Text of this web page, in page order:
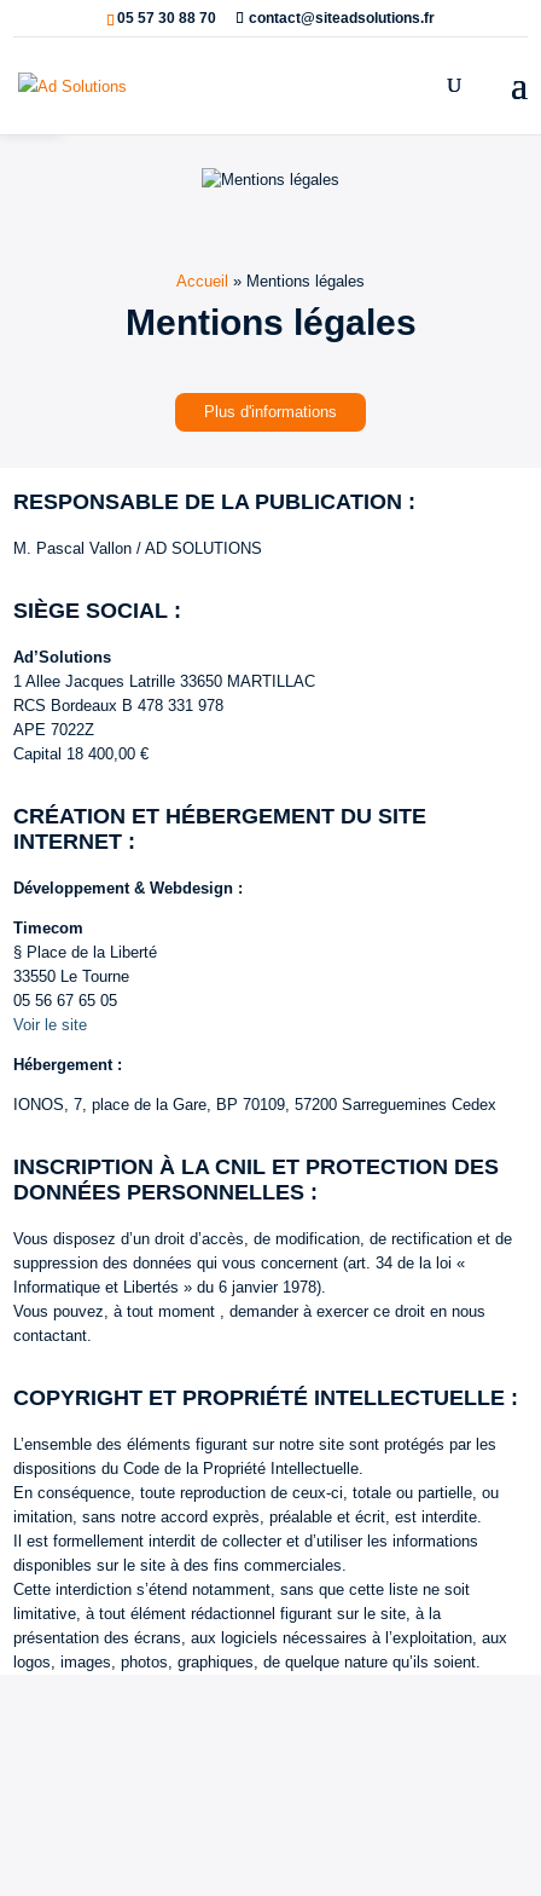
Ouvrir la barre d’outils
05 57 30 88 70 contact@siteadsolutions.fr
Accueil » Mentions légales
Mentions légales
Plus d'informations
RESPONSABLE DE LA PUBLICATION :
M. Pascal Vallon / AD SOLUTIONS
SIÈGE SOCIAL :
Ad’Solutions
1 Allee Jacques Latrille 33650 MARTILLAC
RCS Bordeaux B 478 331 978
APE 7022Z
Capital 18 400,00 €
CRÉATION ET HÉBERGEMENT DU SITE
INTERNET :
Développement & Webdesign :
Timecom
§ Place de la Liberté
33550 Le Tourne
05 56 67 65 05
Voir le site
Hébergement :
IONOS, 7, place de la Gare, BP 70109, 57200 Sarreguemines Cedex
INSCRIPTION À LA CNIL ET PROTECTION DES
DONNÉES PERSONNELLES :
Vous disposez d’un droit d’accès, de modification, de rectification et de
suppression des données qui vous concernent (art. 34 de la loi «
Informatique et Libertés » du 6 janvier 1978).
Vous pouvez, à tout moment , demander à exercer ce droit en nous
contactant.
COPYRIGHT ET PROPRIÉTÉ INTELLECTUELLE :
L’ensemble des éléments figurant sur notre site sont protégés par les
dispositions du Code de la Propriété Intellectuelle.
En conséquence, toute reproduction de ceux-ci, totale ou partielle, ou
imitation, sans notre accord exprès, préalable et écrit, est interdite.
Il est formellement interdit de collecter et d’utiliser les informations
disponibles sur le site à des fins commerciales.
Cette interdiction s’étend notamment, sans que cette liste ne soit
limitative, à tout élément rédactionnel figurant sur le site, à la
présentation des écrans, aux logiciels nécessaires à l’exploitation, aux
logos, images, photos, graphiques, de quelque nature qu’ils soient.